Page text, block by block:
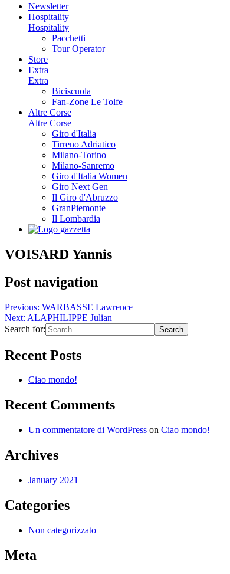
Newsletter
Hospitality
Hospitality
Pacchetti
Tour Operator
Store
Extra
Extra
Biciscuola
Fan-Zone Le Tolfe
Altre Corse
Altre Corse
Giro d'Italia
Tirreno Adriatico
Milano-Torino
Milano-Sanremo
Giro d'Italia Women
Giro Next Gen
Il Giro d'Abruzzo
GranPiemonte
Il Lombardia
VOISARD Yannis
Post navigation
Previous: WARBASSE Lawrence
Next: ALAPHILIPPE Julian
Search for:
Recent Posts
Ciao mondo!
Recent Comments
Un commentatore di WordPress on Ciao mondo!
Archives
January 2021
Categories
Non categorizzato
Meta